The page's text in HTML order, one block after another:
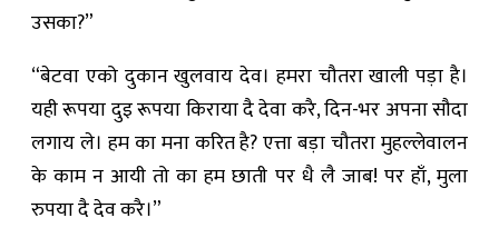
उसका?”
“बेटवा एको दुकान खुलवाय देव। हमरा चौतरा खाली पड़ा है।
यही रूपया दुइ रूपया किराया दै देवा करै, दिन-भर अपना सौदा
लगाय ले। हम का मना करित है? एत्ता बड़ा चौतरा मुहल्लेवालन
के काम न आयी तो का हम छाती पर धै लै जाब! पर हाँ, मुला
रुपया दै देव करै।”